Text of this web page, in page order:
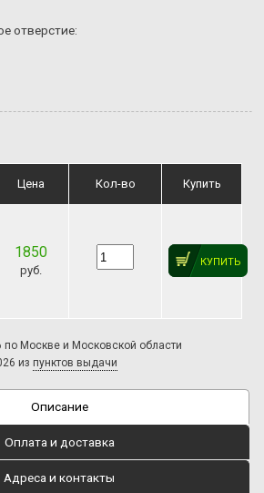
отверстие:
Цена Кол-во Купить
1850
руб.
КУПИТЬ
по Москве и Московской области
из пунктов выдачи
Описание
Оплата и доставка
Адреса и контакты